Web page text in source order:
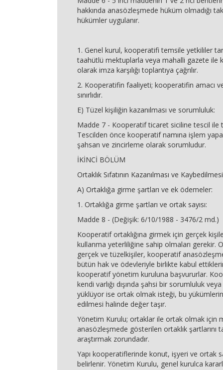
hakkında anasözleşmede hüküm olmadığı
hükümler uygulanır.
1. Genel kurul, kooperatifi temsile yetkililer
taahütlü mektuplarla veya mahalli gazete ile
olarak imza karşılığı toplantıya çağrılır.
2. Kooperatifin faaliyeti; kooperatifin amacı
sınırlıdır.
E) Tüzel kişiliğin kazanılması ve sorumluluk:
Madde 7 - Kooperatif ticaret siciline tescil ile
Tescilden önce kooperatif namına işlem
şahsan ve zincirleme olarak sorumludur.
İKİNCİ BÖLÜM
Ortaklık Sıfatının Kazanılması ve Kaybedilmesi
A) Ortaklığa girme şartları ve ek ödemeler:
1. Ortaklığa girme şartları ve ortak sayısı:
Madde 8 - (Değişik: 6/10/1988 - 3476/2 md.)
Kooperatif ortaklığına girmek için gerçek
kullanma yeterliliğine sahip olmaları gerekir.
gerçek ve tüzelkişiler, kooperatif
bütün hak ve ödevleriyle birlikte kabul
kooperatif yönetim kuruluna başvururlar.
kendi varlığı dışında şahsi bir sorumluluk
yüklüyor ise ortak olmak isteği, bu yükümlerin
edilmesi halinde değer taşır.
Yönetim Kurulu; ortaklar ile ortak olmak için
anasözleşmede gösterilen ortaklık şartlarını
araştırmak zorundadır.
Yapı kooperatiflerinde konut, işyeri ve ortak
belirlenir. Yönetim Kurulu, genel kurulca